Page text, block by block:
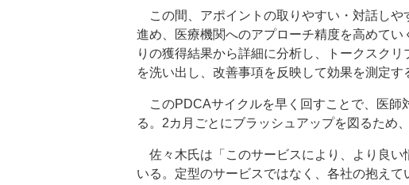
この間、アポイントの取りやすい・対話しや
進め、医療機関へのアプローチ精度を高めて
りの獲得結果から詳細に分析し、トークスク
を洗い出し、改善事項を反映して効果を測定す
このPDCAサイクルを早く回すことで、医師
る。2カ月ごとにブラッシュアップを図るため
佐々木氏は「このサービスにより、より良い
いる。定型のサービスではなく、各社の抱え